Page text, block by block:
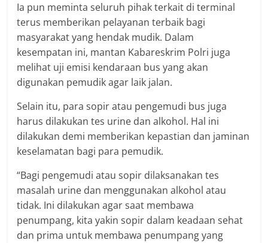
Ia pun meminta seluruh pihak terkait di terminal
terus memberikan pelayanan terbaik bagi
masyarakat yang hendak mudik. Dalam
kesempatan ini, mantan Kabareskrim Polri juga
melihat uji emisi kendaraan bus yang akan
digunakan pemudik agar laik jalan.
Selain itu, para sopir atau pengemudi bus juga
harus dilakukan tes urine dan alkohol. Hal ini
dilakukan demi memberikan kepastian dan jaminan
keselamatan bagi para pemudik.
“Bagi pengemudi atau sopir dilaksanakan tes
masalah urine dan menggunakan alkohol atau
tidak. Ini dilakukan agar saat membawa
penumpang, kita yakin sopir dalam keadaan sehat
dan prima untuk membawa penumpang yang